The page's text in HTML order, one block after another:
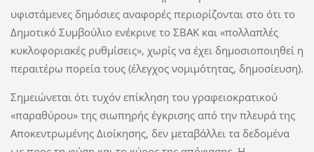
υφιστάμενες δημόσιες αναφορές περιορίζονται στο ότι το
Δημοτικό Συμβούλιο ενέκρινε το ΣΒΑΚ και «πολλαπλές
κυκλοφοριακές ρυθμίσεις», χωρίς να έχει δημοσιοποιηθεί η
περαιτέρω πορεία τους (έλεγχος νομιμότητας, δημοσίευση).
Σημειώνεται ότι τυχόν επίκληση του γραφειοκρατικού
«παραθύρου» της σιωπηρής έγκρισης από την πλευρά της
Αποκεντρωμένης Διοίκησης, δεν μεταβάλλει τα δεδομένα